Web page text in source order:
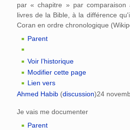
par « chapitre » par comparaison
livres de la Bible, à la différence
Coran en ordre chronologique
Parent
Voir l’historique
Modifier cette page
Lien vers
Ahmed Habib (discussion)24
Je vais me documenter
Parent